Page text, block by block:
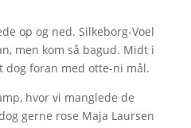
op og ned. Silkeborg-Voel
men kom så bagud. Midt i
dog foran med otte-ni mål.
hvor vi manglede de
gerne rose Maja Laursen